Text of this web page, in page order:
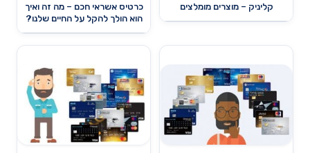
קליניק – מוצרים מומלצים
כרטיס אשראי חכם – מה זה ואיך
הוא הולך להקל על החיים שלנו?